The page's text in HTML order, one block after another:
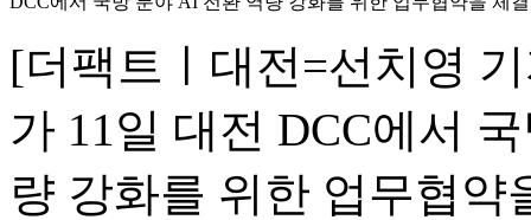
[더팩트ㅣ대전=선치영
가 11일 대전 DCC에서
량 강화를 위한 업무협약